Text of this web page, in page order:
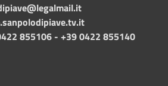
855106 - +39 0422 855140